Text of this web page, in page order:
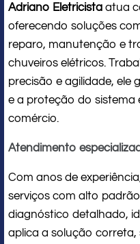
Adriano Eletricista atua
oferecendo soluções
reparo, manutenção e
chuveiros elétricos.
precisão e agilidade, ele
e a proteção do sistema
comércio.
Atendimento
Com anos de
serviços com alto
diagnóstico detalhado,
aplica a solução